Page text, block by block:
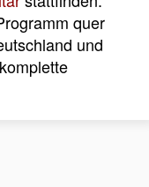
quer
und